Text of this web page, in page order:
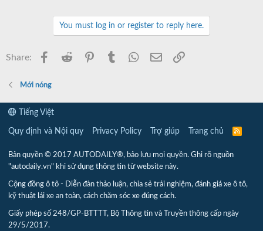
You must log in or register to reply here.
Share: Facebook
Reddit PinterestTumblr WhatsApp
Email
Mới nóng
Tiếng Việt
Quy định và Nội quy Privacy Policy Trợ giúp Trang chủ
R
Bản quyền © 2017 AUTODAILY®, bảo lưu mọi quyền. Ghi rõ nguồn
"autodaily.vn" khi sử dụng thông tin từ website này.
Cộng đồng ô tô - Diễn đàn thảo luận, chia sẻ trải nghiệm, đánh giá xe ô tô,
kỹ thuật lái xe an toàn, cách chăm sóc xe đúng cách.
Giấy phép số 248/GP-BTTTT, Bộ Thông tin và Truyền thông cấp ngày
29/5/2017.